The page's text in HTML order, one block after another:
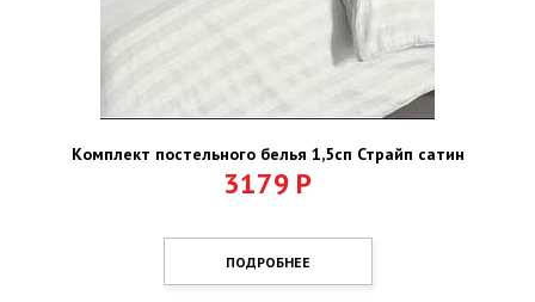
Комплект постельного белья 1,5сп Страйп сатин
3179 Р
ПОДРОБНЕЕ